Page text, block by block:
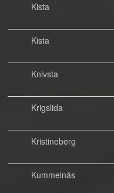
Kista
Kista
Knivsta
Krigslida
Kristineberg
Kummelnäs